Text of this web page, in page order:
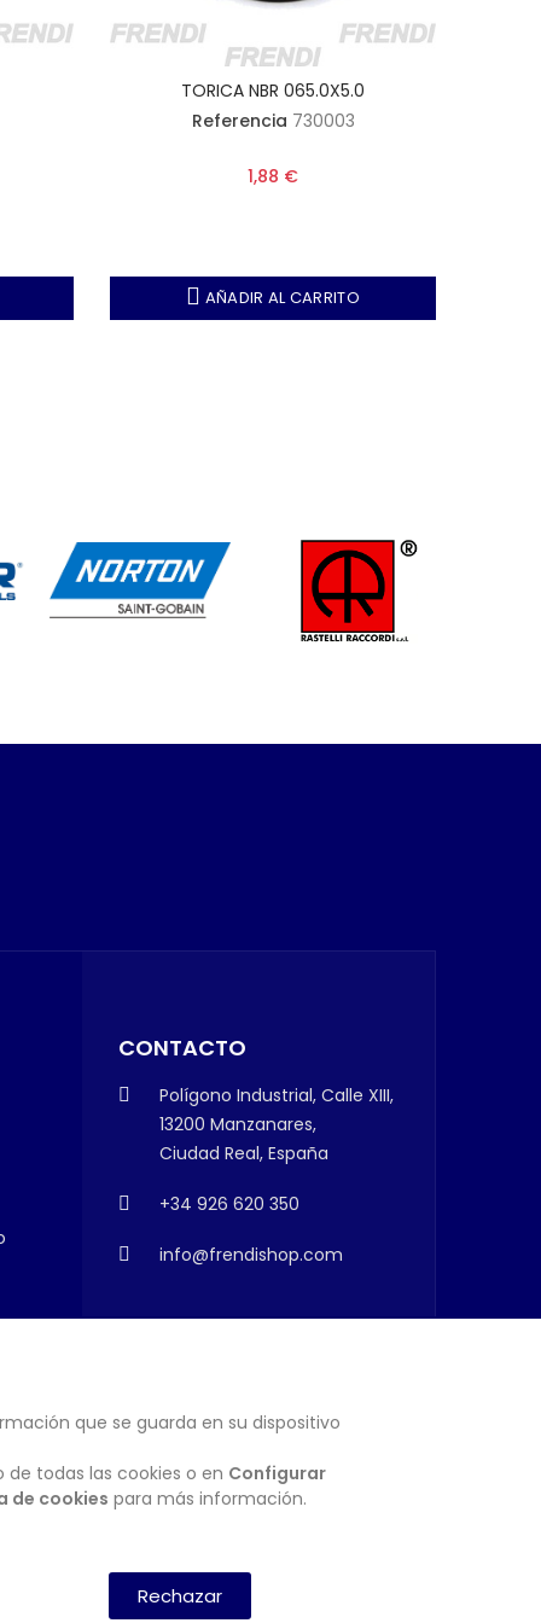
TORICA NBR 065.0X5.0
Referencia 730003
1,88 €
AÑADIR AL CARRITO
CONTACTO
Polígono Industrial, Calle XIII,
13200 Manzanares,
Ciudad Real, España
+34 926 620 350
info@frendishop.com
SUSCRIBIRSE
que se guarda en su dispositivo
todas las cookies o en Configurar
de cookies para más información.
Rechazar